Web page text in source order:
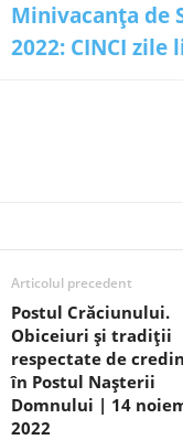
Minivacanța de
2022: CINCI zile
Articolul precedent
Postul Crăciunului.
Obiceiuri și tradiții
respectate de
în Postul Nașterii
Domnului | 14
2022